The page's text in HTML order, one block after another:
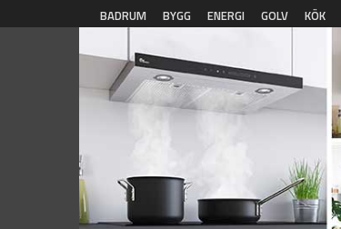
Hoppa till huvudinnehåll
BADRUM BYGG ENERGI GOLV KÖK